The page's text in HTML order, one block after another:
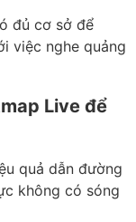
đủ cơ sở để
việc nghe quảng
Live để
quả dẫn đường
không có sóng